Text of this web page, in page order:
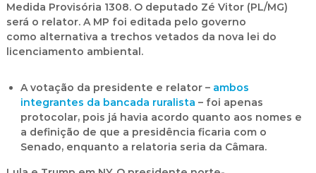
Medida Provisória 1308. O deputado Zé Vitor (PL/MG)
será o relator. A MP foi editada pelo governo
como alternativa a trechos vetados da nova lei do
licenciamento ambiental.
A votação da presidente e relator – ambos
integrantes da bancada ruralista – foi apenas
protocolar, pois já havia acordo quanto aos nomes e
a definição de que a presidência ficaria com o
Senado, enquanto a relatoria seria da Câmara.